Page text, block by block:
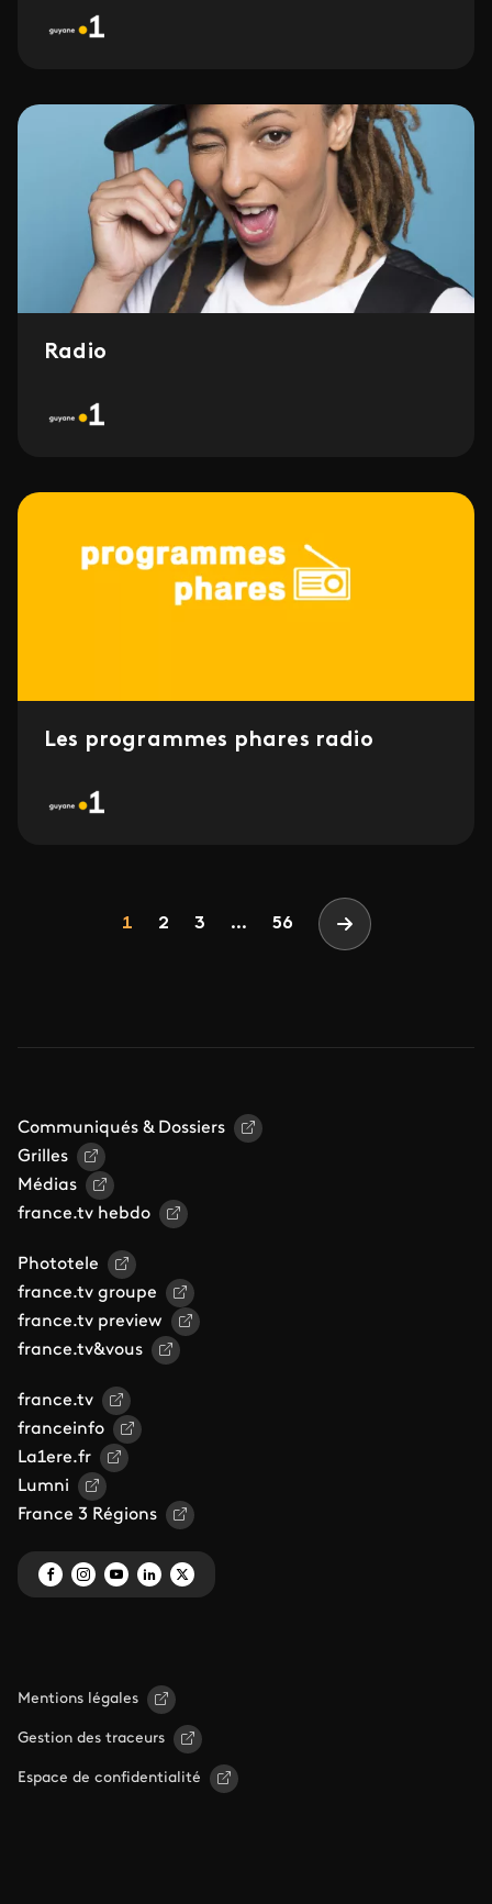
Radio
Les programmes phares radio
Page
1 Page
2 Page
3 ... 56 Page suivante
Communiqués & Dossiers
Grilles
Médias
france.tv hebdo
Phototele
france.tv groupe
france.tv preview
france.tv&vous
france.tv
franceinfo
La1ere.fr
Lumni
France 3 Régions
Mentions légales
Gestion des traceurs
Espace de confidentialité